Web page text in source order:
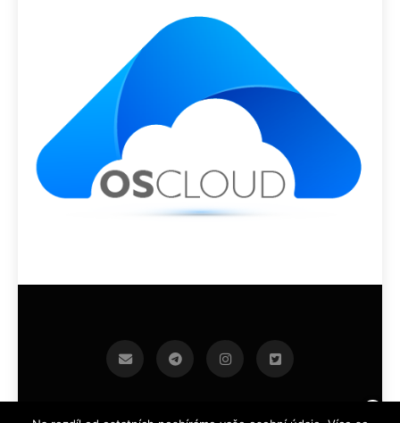
infoek.cz 2026.Developed By BlazeThemes .